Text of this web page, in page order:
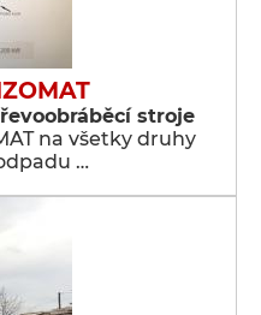
stroje
na všetky druhy
…